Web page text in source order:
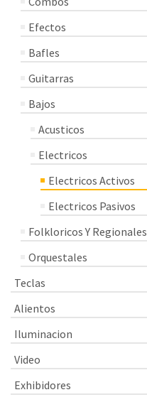
Efectos
Bafles
Guitarras
Bajos
Acusticos
Electricos
Electricos Activos
Electricos Pasivos
Folkloricos Y Regionales
Orquestales
Teclas
Alientos
Iluminacion
Video
Exhibidores